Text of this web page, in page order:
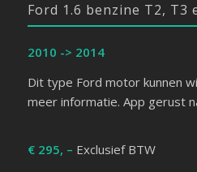
Ford 1.6 benzine T2, T3
2010 -> 2014
Dit type Ford motor kunnen
meer informatie. App gerust
€ 295, – Exclusief BTW